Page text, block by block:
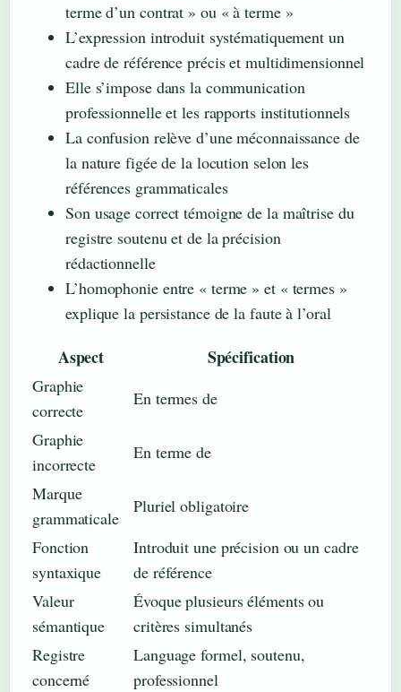
terme d’un contrat » ou « à terme »
L’expression introduit systématiquement un
cadre de référence précis et multidimensionnel
Elle s’impose dans la communication
professionnelle et les rapports institutionnels
La confusion relève d’une méconnaissance de
la nature figée de la locution selon les
références grammaticales
Son usage correct témoigne de la maîtrise du
registre soutenu et de la précision
rédactionnelle
L’homophonie entre « terme » et « termes »
explique la persistance de la faute à l’oral
Aspect Spécification
Graphie
correcte
En termes de
Graphie
incorrecte
En terme de
Marque
grammaticale
Pluriel obligatoire
Fonction
syntaxique
Introduit une précision ou un cadre
de référence
Valeur
sémantique
Évoque plusieurs éléments ou
critères simultanés
Registre
concerné
Language formel, soutenu,
professionnel